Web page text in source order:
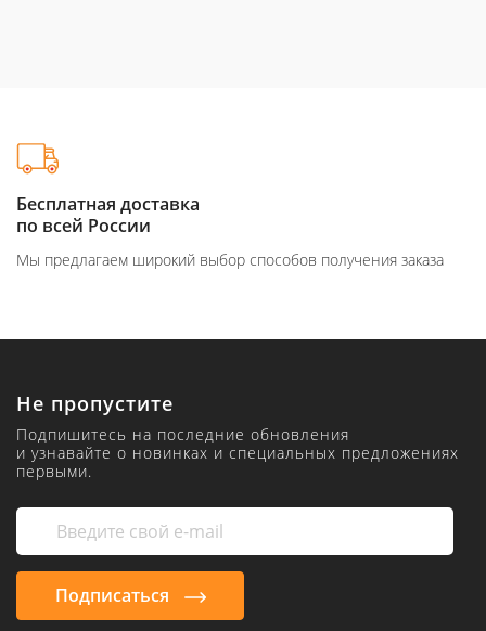
Бесплатная доставка
по всей России
Мы предлагаем широкий выбор способов получения заказа
Не пропустите
Подпишитесь на последние обновления
и узнавайте о новинках и специальных предложениях
первыми.
Подписаться